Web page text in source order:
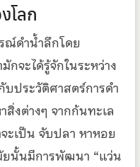
โลก
ณ์ดำน้ำลึกโดย
กจะได้รู้จักในระหว่าง
บประวัติศาสตร์การดำ
งต่างๆ จากก้นทะเล
ะเป็น จับปลา หาหอย
นั้นมีการพัฒนา “แว่น